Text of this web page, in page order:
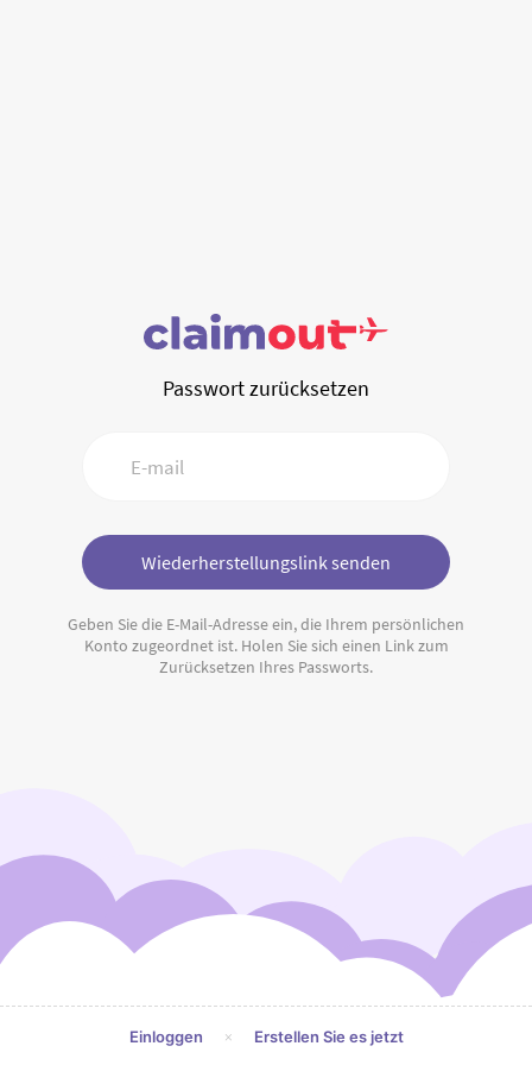
Passwort zurücksetzen
E-mail
Wiederherstellungslink senden
Geben Sie die E-Mail-Adresse ein, die Ihrem persönlichen
Konto zugeordnet ist. Holen Sie sich einen Link zum
Zurücksetzen Ihres Passworts.
Einloggen × Erstellen Sie es jetzt